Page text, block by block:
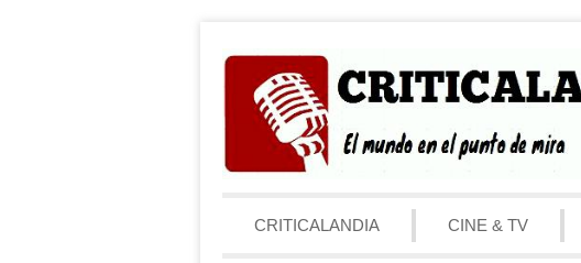
Menú
CRITICALANDIA
CINE & TV